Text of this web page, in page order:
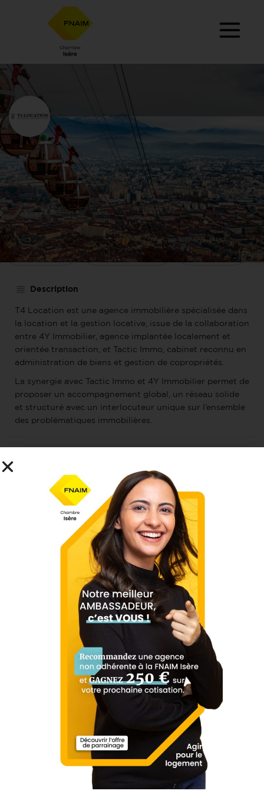
T4 LOCATION
Contact
contact@t4location.com
Nous appeler
Profil
Itinéraire Nous appeler Site web
Description
T4 Location est une agence immobilière spécialisée dans
la location et la gestion locative, issue de la collaboration
entre 4Y Immobilier, agence implantée localement et
orientée transaction, et Tactic Immo, cabinet reconnu en
administration de biens et gestion de copropriétés.
La synergie avec Tactic Immo et 4Y Immobilier permet de
proposer un accompagnement global, un réseau solide
et structuré avec un interlocuteur unique sur l’ensemble
des problématiques immobilières.
Horaires d'ouverture aujourd'hui :9h00 - 17h00
Localisation
4 Rue de l'Industrie, 38760 Varces-
Allières-et-Risset, France